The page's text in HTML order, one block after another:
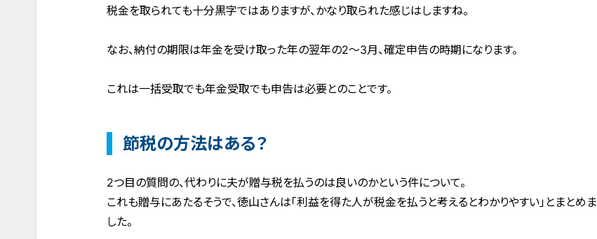
税金を取られても十分黒字ではありますが、かなり取られた感じはしますね。
なお、納付の期限は年金を受け取った年の翌年の2～3月、確定申告の時期になります。
これは一括受取でも年金受取でも申告は必要とのことです。
節税の方法はある？
2つ目の質問の、代わりに夫が贈与税を払うのは良いのかという件について。
これも贈与にあたるそうで、徳山さんは「利益を得た人が税金を払うと考えるとわかりやすい」とまとめま
した。